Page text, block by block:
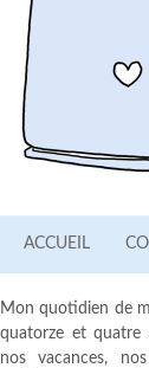
ACCUEIL
Mon quotidien de
quatorze et quatre
nos vacances,